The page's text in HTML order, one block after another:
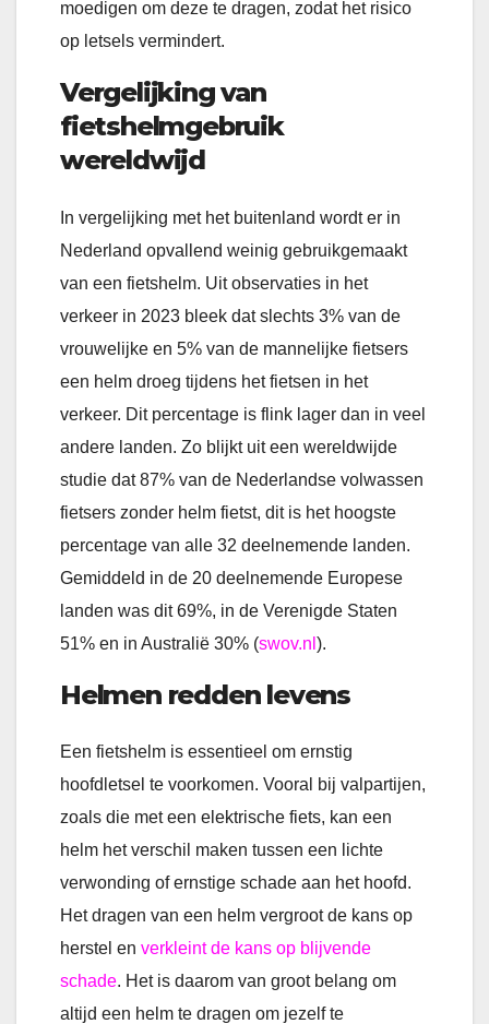
moedigen om deze te dragen, zodat het risico
op letsels vermindert.
Vergelijking van
fietshelmgebruik
wereldwijd
In vergelijking met het buitenland wordt er in
Nederland opvallend weinig gebruikgemaakt
van een fietshelm. Uit observaties in het
verkeer in 2023 bleek dat slechts 3% van de
vrouwelijke en 5% van de mannelijke fietsers
een helm droeg tijdens het fietsen in het
verkeer. Dit percentage is flink lager dan in veel
andere landen. Zo blijkt uit een wereldwijde
studie dat 87% van de Nederlandse volwassen
fietsers zonder helm fietst, dit is het hoogste
percentage van alle 32 deelnemende landen.
Gemiddeld in de 20 deelnemende Europese
landen was dit 69%, in de Verenigde Staten
51% en in Australië 30% (swov.nl ).
Helmen redden levens
Een fietshelm is essentieel om ernstig
hoofdletsel te voorkomen. Vooral bij valpartijen,
zoals die met een elektrische fiets, kan een
helm het verschil maken tussen een lichte
verwonding of ernstige schade aan het hoofd.
Het dragen van een helm vergroot de kans op
herstel en verkleint de kans op blijvende
schade. Het is daarom van groot belang om
altijd een helm te dragen om jezelf te